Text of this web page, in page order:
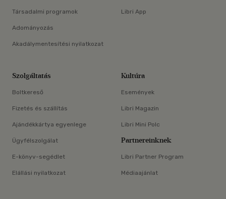
Társadalmi programok
Adományozás
Akadálymentesítési nyilatkozat
Libri App
Szolgáltatás
Boltkereső
Fizetés és szállítás
Ajándékkártya egyenlege
Ügyfélszolgálat
E-könyv-segédlet
Elállási nyilatkozat
Kultúra
Események
Libri Magazin
Libri Mini Polc
Partnereinknek
Libri Partner Program
Médiaajánlat